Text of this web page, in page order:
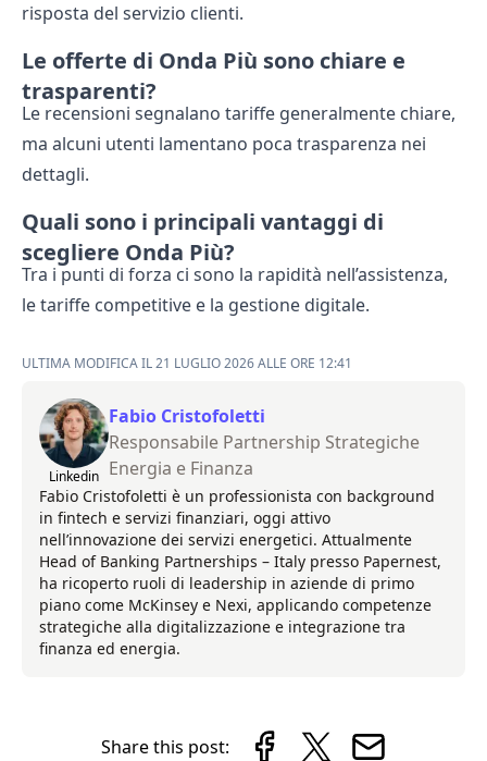
risposta del servizio clienti.
Le offerte di Onda Più sono chiare e
trasparenti?
Le recensioni segnalano tariffe generalmente chiare,
ma alcuni utenti lamentano poca trasparenza nei
dettagli.
Quali sono i principali vantaggi di
scegliere Onda Più?
Tra i punti di forza ci sono la rapidità nell’assistenza,
le tariffe competitive e la gestione digitale.
ULTIMA MODIFICA IL 21 LUGLIO 2026 ALLE ORE 12:41
Linkedin
Fabio Cristofoletti
Responsabile Partnership Strategiche
Energia e Finanza
Fabio Cristofoletti è un professionista con background
in fintech e servizi finanziari, oggi attivo
nell’innovazione dei servizi energetici. Attualmente
Head of Banking Partnerships – Italy presso Papernest,
ha ricoperto ruoli di leadership in aziende di primo
piano come McKinsey e Nexi, applicando competenze
strategiche alla digitalizzazione e integrazione tra
finanza ed energia.
Share this post: